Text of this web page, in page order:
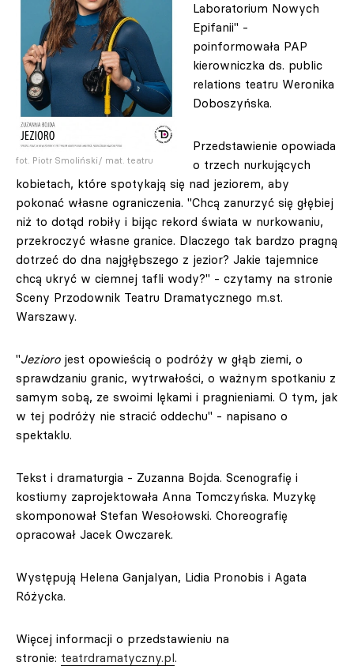
fot. Piotr Smoliński/ mat. teatru
Laboratorium Nowych
Epifanii" -
poinformowała PAP
kierowniczka ds. public
relations teatru Weronika
Doboszyńska.
Przedstawienie opowiada
o trzech nurkujących
kobietach, które spotykają się nad jeziorem, aby
pokonać własne ograniczenia. "Chcą zanurzyć się głębiej
niż to dotąd robiły i bijąc rekord świata w nurkowaniu,
przekroczyć własne granice. Dlaczego tak bardzo pragną
dotrzeć do dna najgłębszego z jezior? Jakie tajemnice
chcą ukryć w ciemnej tafli wody?" - czytamy na stronie
Sceny Przodownik Teatru Dramatycznego m.st.
Warszawy.
"Jeziorojest opowieścią o podróży w głąb ziemi, o
sprawdzaniu granic, wytrwałości, o ważnym spotkaniu z
samym sobą, ze swoimi lękami i pragnieniami. O tym, jak
w tej podróży nie stracić oddechu" - napisano o
spektaklu.
Tekst i dramaturgia - Zuzanna Bojda. Scenografię i
kostiumy zaprojektowała Anna Tomczyńska. Muzykę
skomponował Stefan Wesołowski. Choreografię
opracował Jacek Owczarek.
Występują Helena Ganjalyan, Lidia Pronobis i Agata
Różycka.
Więcej informacji o przedstawieniu na
stronie: teatrdramatyczny.pl.